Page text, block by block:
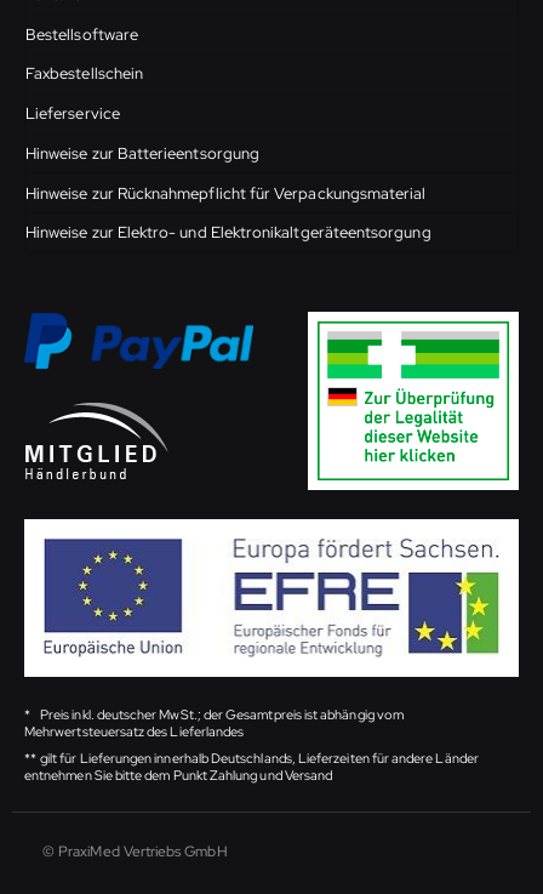
Bestellsoftware
Faxbestellschein
Lieferservice
Hinweise zur Batterieentsorgung
Hinweise zur Rücknahmepflicht für Verpackungsmaterial
Hinweise zur Elektro- und Elektronikaltgeräteentsorgung
* Preis inkl. deutscher MwSt.; der Gesamtpreis ist abhängig vom
Mehrwertsteuersatz des Lieferlandes
** gilt für Lieferungen innerhalb Deutschlands, Lieferzeiten für andere Länder
entnehmen Sie bitte dem Punkt Zahlung und Versand
© PraxiMed Vertriebs GmbH